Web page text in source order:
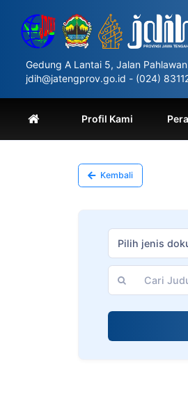
website
includes
accessibility
system.
Control-
F11
Gedung A Lantai 5, Jalan
jdih@jatengprov.go.id - (024)
Profil Kami
Kembali
Pilih jenis